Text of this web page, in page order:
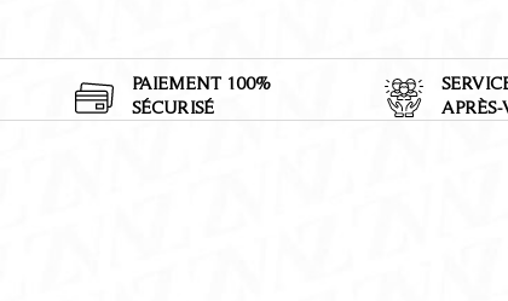
PAIEMENT 100%
SÉCURISÉ